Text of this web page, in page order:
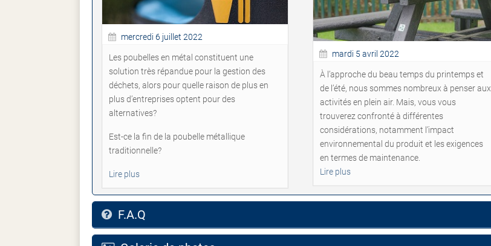
mercredi 6 juillet 2022
Les poubelles en métal constituent une
solution très répandue pour la gestion des
déchets, alors pour quelle raison de plus en
plus d’entreprises optent pour des
alternatives?
Est-ce la fin de la poubelle métallique
traditionnelle?
Lire plus
mardi 5 avril 2022
À l’approche du beau temps du printemps et
de l’été, nous sommes nombreux à penser aux
activités en plein air. Mais, vous vous
trouverez confronté à différentes
considérations, notamment l’impact
environnemental du produit et les exigences
en termes de maintenance.
Lire plus
F.A.Q